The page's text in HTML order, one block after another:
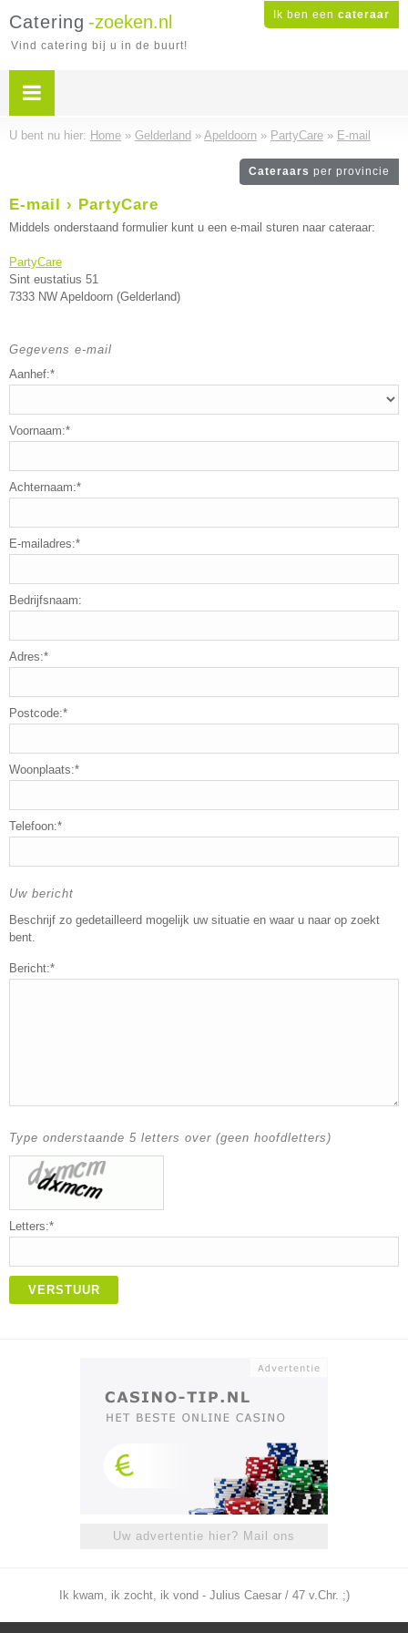
Ik ben een cateraar
Catering -zoeken.nl
Vind catering bij u in de buurt!
U bent nu hier: Home » Gelderland » Apeldoorn » PartyCare » E-mail
Cateraars per provincie
E-mail › PartyCare
Middels onderstaand formulier kunt u een e-mail sturen naar cateraar:
PartyCare
Sint eustatius 51
7333 NW Apeldoorn (Gelderland)
Gegevens e-mail
Aanhef:*
Voornaam:*
Achternaam:*
E-mailadres:*
Bedrijfsnaam:
Adres:*
Postcode:*
Woonplaats:*
Telefoon:*
Uw bericht
Beschrijf zo gedetailleerd mogelijk uw situatie en waar u naar op zoekt
bent.
Bericht:*
Type onderstaande 5 letters over (geen hoofdletters)
Letters:*
VERSTUUR
Uw advertentie hier? Mail ons
Ik kwam, ik zocht, ik vond - Julius Caesar / 47 v.Chr. ;)